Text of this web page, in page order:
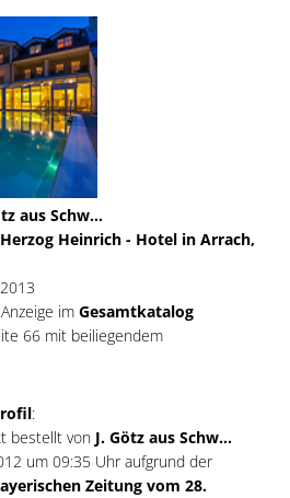
aus Schw...
Heinrich - Hotel in Arrach,
im Gesamtkatalog
66 mit beiliegendem
:
bestellt von J. Götz aus Schw...
um 09:35 Uhr aufgrund der
Zeitung vom 28.